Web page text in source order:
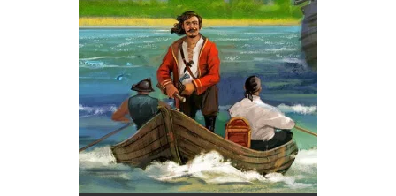
Археолог
Посетитель музея. Начинающий учёный,
мечтает совершить великое открытие и
вписать своё имя в историю.
Писатель
Посетитель музея, прибыл из другой